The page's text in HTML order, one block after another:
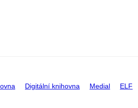
Digitální knihovna Medial ELF